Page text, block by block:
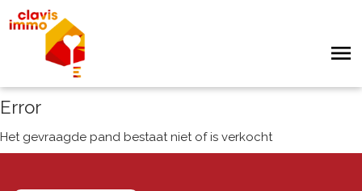
Error
Het gevraagde pand bestaat niet of is verkocht